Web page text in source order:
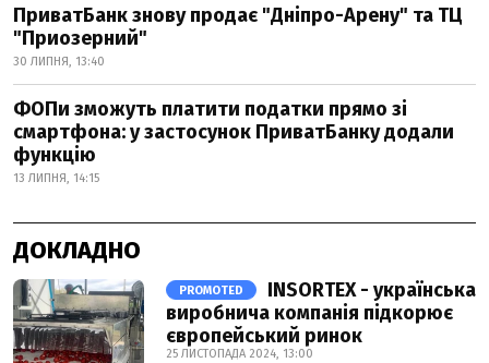
ПриватБанк знову продає "Дніпро-Арену" та ТЦ
"Приозерний"
30 ЛИПНЯ, 13:40
ФОПи зможуть платити податки прямо зі
смартфона: у застосунок ПриватБанку додали
функцію
13 ЛИПНЯ, 14:15
ДОКЛАДНО
PROMOTED
INSORTEX - українська
виробнича компанія підкорює
європейський ринок
25 ЛИСТОПАДА 2024, 13:00